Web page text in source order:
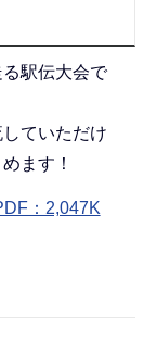
駅伝大会で
ていただけ
ます！
：2,047K